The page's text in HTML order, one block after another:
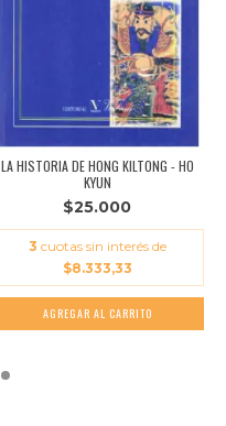
LA HISTORIA DE HONG KILTONG - HO
KYUN
$25.000
3 cuotas sin interés de
$8.333,33